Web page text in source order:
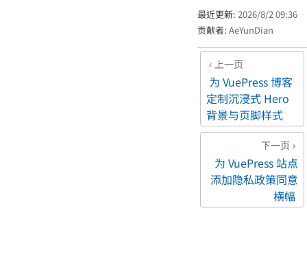
最近更新: 2026/8/2 09:36
贡献者: AeYunDian
上一页
为 VuePress 博客
定制沉浸式 Hero
背景与页脚样式
下一页
为 VuePress 站点
添加隐私政策同意
横幅